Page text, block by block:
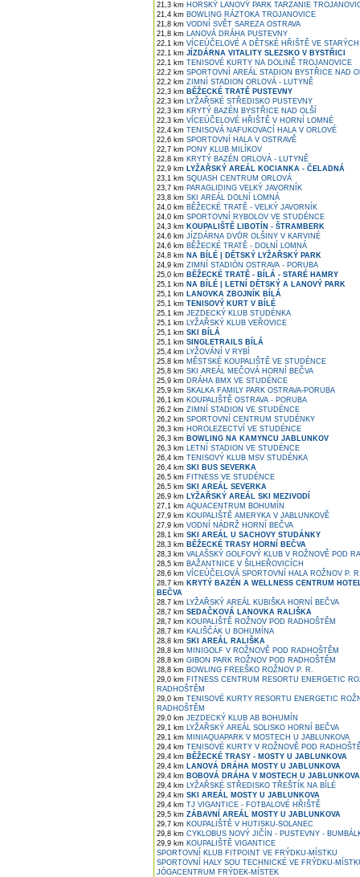
21,3 km HORSKÝ LANOVÝ PARK TARZANIE
21,4 km BOWLING RÁZTOKA TROJANOVICE
21,8 km VODNÍ SVĚT SAREZA OSTRAVA
21,8 km LANOVÁ DRÁHA PUSTEVNY
22,1 km VÍCEÚČELOVÉ A DĚTSKÉ HŘIŠTĚ VE
22,1 km JÍZDÁRNA VITALITY SLEZSKO V BYSTŘICI
22,1 km TENISOVÉ KURTY NA DOLINĚ TROJANOVICE
22,2 km SPORTOVNÍ AREÁL STADION BYSTŘICE NAD
22,2 km ZIMNÍ STADION ORLOVÁ - LUTYNĚ
22,3 km BĚŽECKÉ TRATĚ PUSTEVNY
22,3 km LYŽAŘSKÉ STŘEDISKO PUSTEVNY
22,3 km KRYTÝ BAZÉN BYSTŘICE NAD OLŠÍ
22,3 km VÍCEÚČELOVÉ HŘIŠTĚ V HORNÍ LOMNÉ
22,4 km TENISOVÁ NAFUKOVACÍ HALA V ORLOVÉ
22,6 km SPORTOVNÍ HALA V OSTRAVĚ
22,7 km PONY KLUB MILÍKOV
22,8 km KRYTÝ BAZÉN ORLOVÁ - LUTYNĚ
22,9 km LYŽAŘSKÝ AREÁL KOCIANKA - ČELADNÁ
23,1 km SQUASH CENTRUM ORLOVÁ
23,7 km PARAGLIDING VELKÝ JAVORNÍK
23,8 km SKI AREÁL DOLNÍ LOMNÁ
24,0 km BĚŽECKÉ TRATĚ - VELKÝ JAVORNÍK
24,0 km SPORTOVNÍ RYBOLOV VE STUDÉNCE
24,3 km KOUPALIŠTĚ LIBOTÍN - ŠTRAMBERK
24,6 km JÍZDÁRNA DVŮR OLŠINY V KARVINÉ
24,6 km BĚŽECKÉ TRATĚ - DOLNÍ LOMNÁ
24,8 km NA BÍLÉ | DĚTSKÝ LYŽAŘSKÝ PARK
24,9 km ZIMNÍ STADIÓN OSTRAVA - PORUBA
25,0 km BĚŽECKÉ TRATĚ - BÍLÁ - STARÉ HAMRY
25,1 km NA BÍLÉ | LETNÍ DĚTSKÝ A LANOVÝ PARK
25,1 km LANOVKA ZBOJNÍK BÍLÁ
25,1 km TENISOVÝ KURT V BÍLÉ
25,1 km JEZDECKÝ KLUB STUDÉNKA
25,1 km LYŽAŘSKÝ KLUB VEŘOVICE
25,1 km SKI BÍLÁ
25,1 km SINGLETRAILS BÍLÁ
25,4 km LYŽOVÁNÍ V RYBÍ
25,8 km MĚSTSKÉ KOUPALIŠTĚ VE STUDÉNCE
25,8 km SKI AREÁL MEČOVÁ HORNÍ BEČVA
25,9 km DRÁHA BMX VE STUDÉNCE
25,9 km SKALKA FAMILY PARK OSTRAVA-PORUBA
26,1 km KOUPALIŠTĚ OSTRAVA - PORUBA
26,2 km ZIMNÍ STADION VE STUDÉNCE
26,2 km SPORTOVNÍ CENTRUM STUDÉNKY
26,3 km HOROLEZECTVÍ VE STUDÉNCE
26,3 km BOWLING NA KAMYNCU JABLUNKOV
26,3 km LETNÍ STADION VE STUDÉNCE
26,4 km TENISOVÝ KLUB MSV STUDÉNKA
26,4 km SKI BUS SEVERKA
26,5 km FITNESS VE STUDÉNCE
26,5 km SKI AREÁL SEVERKA
26,9 km LYŽAŘSKÝ AREÁL SKI MEZIVODÍ
27,1 km AQUACENTRUM BOHUMÍN
27,9 km KOUPALIŠTĚ AMERYKA V JABLUNKOVĚ
27,9 km VODNÍ NÁDRŽ HORNÍ BEČVA
28,1 km SKI AREÁL U SACHOVY STUDÁNKY
28,3 km BĚŽECKÉ TRASY HORNÍ BEČVA
28,3 km VALAŠSKÝ GOLFOVÝ KLUB V ROŽNOVĚ POD
28,5 km BAŽANTNICE V ŠILHEŘOVICÍCH
28,6 km VÍCEÚČELOVÁ SPORTOVNÍ HALA ROŽNOV P.
28,7 km KRYTÝ BAZÉN A WELLNESS CENTRUM
BEČVA
28,7 km LYŽAŘSKÝ AREÁL KUBIŠKA HORNÍ BEČVA
28,7 km SEDAČKOVÁ LANOVKA RALIŠKA
28,7 km KOUPALIŠTĚ ROŽNOV POD RADHOŠTĚM
28,7 km KALIŠČÁK U BOHUMÍNA
28,8 km SKI AREÁL RALIŠKA
28,8 km MINIGOLF V ROŽNOVĚ POD RADHOŠTĚM
28,8 km GIBON PARK ROŽNOV POD RADHOŠTĚM
28,8 km BOWLING FREEŠKO ROŽNOV P. R.
29,0 km FITNESS CENTRUM RESORTU ENERGETIC
RADHOŠTĚM
29,0 km TENISOVÉ KURTY RESORTU ENERGETIC
RADHOŠTĚM
29,0 km JEZDECKÝ KLUB AB BOHUMÍN
29,1 km LYŽAŘSKÝ AREÁL SOLISKO HORNÍ BEČVA
29,1 km MINIAQUAPARK V MOSTECH U JABLUNKOVA
29,4 km TENISOVÉ KURTY V ROŽNOVĚ POD
29,4 km BĚŽECKÉ TRASY - MOSTY U JABLUNKOVA
29,4 km LANOVÁ DRÁHA MOSTY U JABLUNKOVA
29,4 km BOBOVÁ DRÁHA V MOSTECH U JABLUNKOVA
29,4 km LYŽAŘSKÉ STŘEDISKO TŘEŠTÍK NA BÍLÉ
29,4 km SKI AREÁL MOSTY U JABLUNKOVA
29,4 km TJ VIGANTICE - FOTBALOVÉ HŘIŠTĚ
29,5 km ZÁBAVNÍ AREÁL MOSTY U JABLUNKOVA
29,7 km KOUPALIŠTĚ V HUTISKU-SOLANEC
29,8 km CYKLOBUS NOVÝ JIČÍN - PUSTEVNY -
29,9 km KOUPALIŠTĚ VIGANTICE
SPORTOVNÍ KLUB FITPOINT VE FRÝDKU-MÍSTKU
SPORTOVNÍ HALY SOU TECHNICKÉ VE FRÝDKU-
JÓGACENTRUM FRÝDEK-MÍSTEK